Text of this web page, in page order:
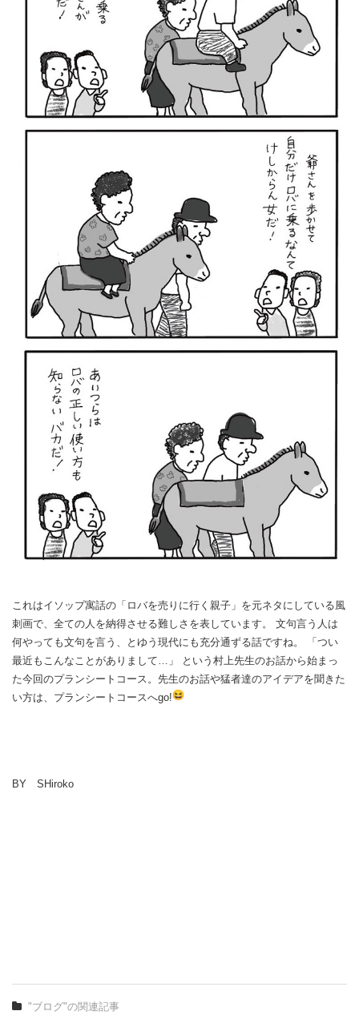
これはイソップ寓話の「ロバを売りに行く親子」 を元ネタにしている風
刺画で、 全ての人を納得させる難しさを表しています。 文句言う人は
何やっても文句を言う、
とゆう現代にも充分通ずる話ですね。 「つい
最近もこんなことがありまして…」 という村上先生のお話から始まっ
た今回のプランシートコース。 先生のお話や猛者達のアイデアを聞きた
い方は、 プランシートコースへgo!
BY SHiroko
"ブログ"の関連記事